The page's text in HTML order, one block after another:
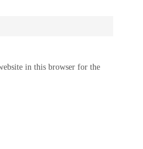
in this browser for the